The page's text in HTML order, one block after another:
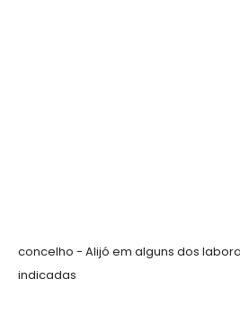
concelho - Alijó em alguns dos
indicadas